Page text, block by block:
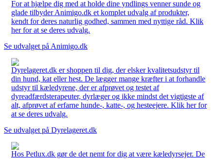
For at hjælpe dig med at holde dine yndlings venner sunde og
glade tilbyder Animigo.dk et komplet udvalg af produkter,
kendt for deres naturlig godhed, sammen med nyttige råd. Klik
her for at se deres udvalg.
Se udvalget på Animigo.dk
Dyrelageret.dk er shoppen til dig, der elsker kvalitetsudstyr til
din hund, kat eller hest. De lægger mange kræfter i at forhandle
udstyr til kæledyrene, der er afprøvet og testet af
dyreadfærdsterapeuter, dyrlæger og ikke mindst det vigtigste af
alt, afprøvet af erfarne hunde-, katte-, og hesteejere. Klik her for
at se deres udvalg.
Se udvalget på Dyrelageret.dk
Hos Petlux.dk gør de det nemt for dig at være kæledyrsejer. De